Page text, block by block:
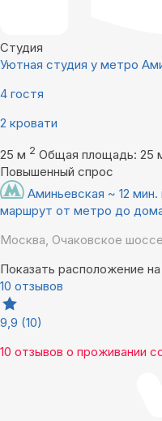
Студия
Уютная студия у метро
4 гостя
2 кровати
25 м 2 Общая площадь: 25
Повышенный спрос
Аминьевская ~ 12
маршрут от метро до
Москва, Очаковское
Показать расположение
10 отзывов
9,9 (10)
10 отзывов о проживании